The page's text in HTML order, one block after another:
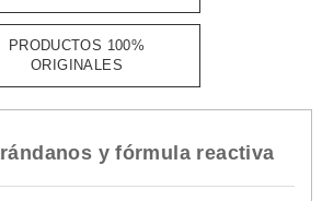
PRODUCTOS 100%
ORIGINALES
y fórmula reactiva